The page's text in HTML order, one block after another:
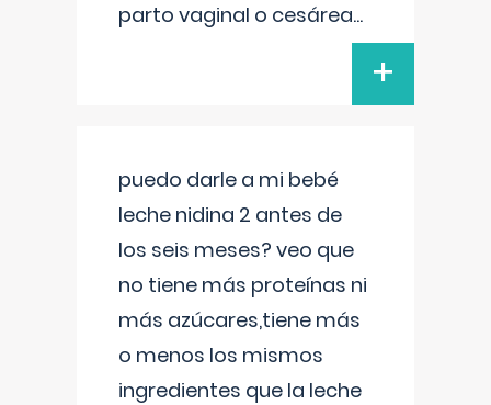
parto vaginal o cesárea...
+
puedo darle a mi bebé
leche nidina 2 antes de
los seis meses? veo que
no tiene más proteínas ni
más azúcares,tiene más
o menos los mismos
ingredientes que la leche